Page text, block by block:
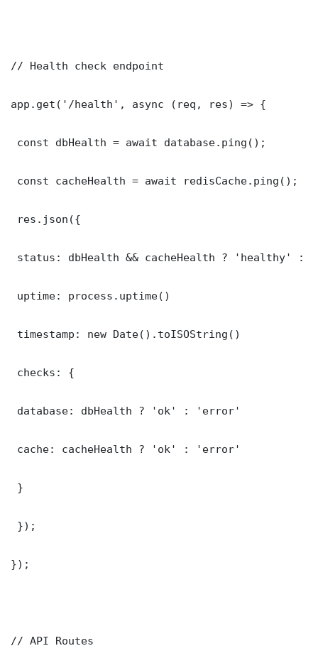
// Health check endpoint
app.get('/health', async (req, res) => {
const dbHealth = await database.ping();
const cacheHealth = await redisCache.ping();
res.json({
status: dbHealth && cacheHealth ? 'healthy' :
uptime: process.uptime()
timestamp: new Date().toISOString()
checks: {
database: dbHealth ? 'ok' : 'error'
cache: cacheHealth ? 'ok' : 'error'
}
});
});
// API Routes